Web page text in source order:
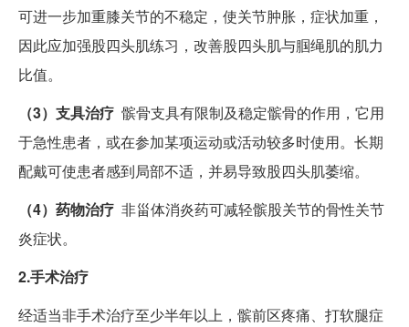
可进一步加重膝关节的不稳定，使关节肿胀，症状加重，
因此应加强股四头肌练习，改善股四头肌与腘绳肌的肌力
比值。
（3）支具治疗 髌骨支具有限制及稳定髌骨的作用，它用
于急性患者，或在参加某项运动或活动较多时使用。长期
配戴可使患者感到局部不适，并易导致股四头肌萎缩。
（4）药物治疗 非甾体消炎药可减轻髌股关节的骨性关节
炎症状。
2.手术治疗
经适当非手术治疗至少半年以上，髌前区疼痛、打软腿症